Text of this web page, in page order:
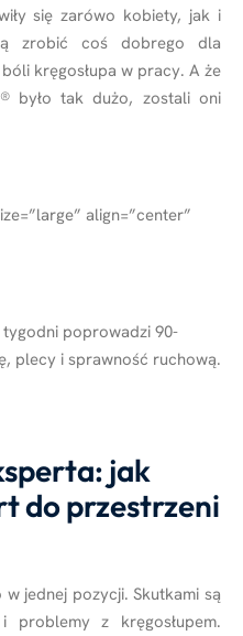
się zarówo kobiety, jak i
zrobić coś dobrego dla
kręgosłupa w pracy. A że
®było tak dużo, zostali oni
align=”center”
poprowadzi 90-
plecy i sprawność ruchową.
jak
do przestrzeni
w jednej pozycji. Skutkami są
problemy z kręgosłupem.